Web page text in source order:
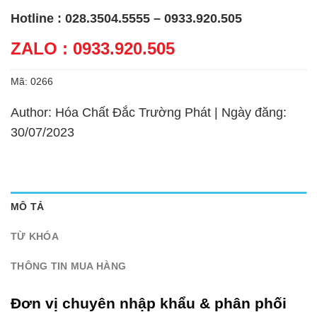
Hotline : 028.3504.5555 – 0933.920.505
ZALO : 0933.920.505
Mã: 0266
Author: Hóa Chất Đắc Trường Phát | Ngày đăng:
30/07/2023
MÔ TẢ
TỪ KHÓA
THÔNG TIN MUA HÀNG
Đơn vị chuyên nhập khẩu & phân phối